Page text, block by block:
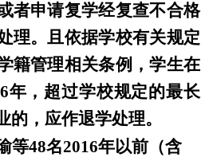
者申请复学经复查不合格
理。且依据学校有关规定
籍管理相关条例，学生在
年，超过学校规定的最长
，应作退学处理。
等48名2016年以前（含